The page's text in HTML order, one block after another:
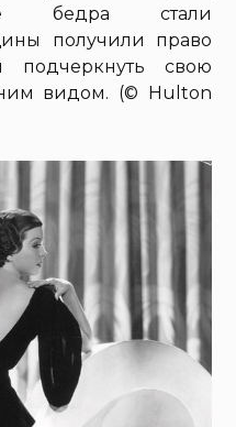
бедра стали
получили право
подчеркнуть свою
видом. (© Hulton